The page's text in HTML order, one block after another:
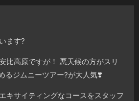
ます?
比高原ですが！ 悪天候の方がスリ
るジムニーツアー?が大人気❣️
キサイティングなコースをスタッフ